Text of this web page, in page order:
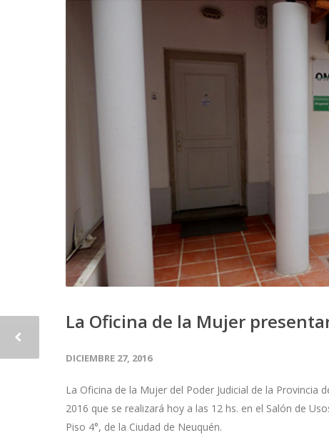
La Oficina de la Mujer
DICIEMBRE 27, 2016
La Oficina de la Mujer del Poder Judicial de la
2016 que se realizará hoy a las 12 hs. en el Salón de
Piso 4°, de la Ciudad de Neuquén.